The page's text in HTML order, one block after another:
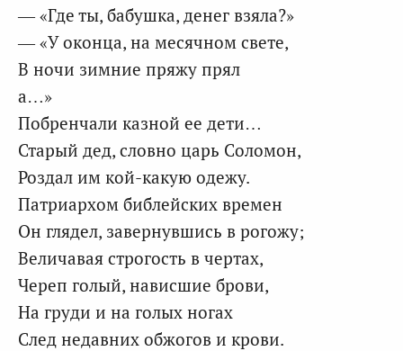
— «Где ты, бабушка, денег взяла?»
— «У оконца, на месячном свете,
В ночи зимние пряжу прял
а…»
Побренчали казной ее дети…
Старый дед, словно царь Соломон,
Роздал им кой-какую одежу.
Патриархом библейских времен
Он глядел, завернувшись в рогожу;
Величавая строгость в чертах,
Череп голый, нависшие брови,
На груди и на голых ногах
След недавних обжогов и крови.